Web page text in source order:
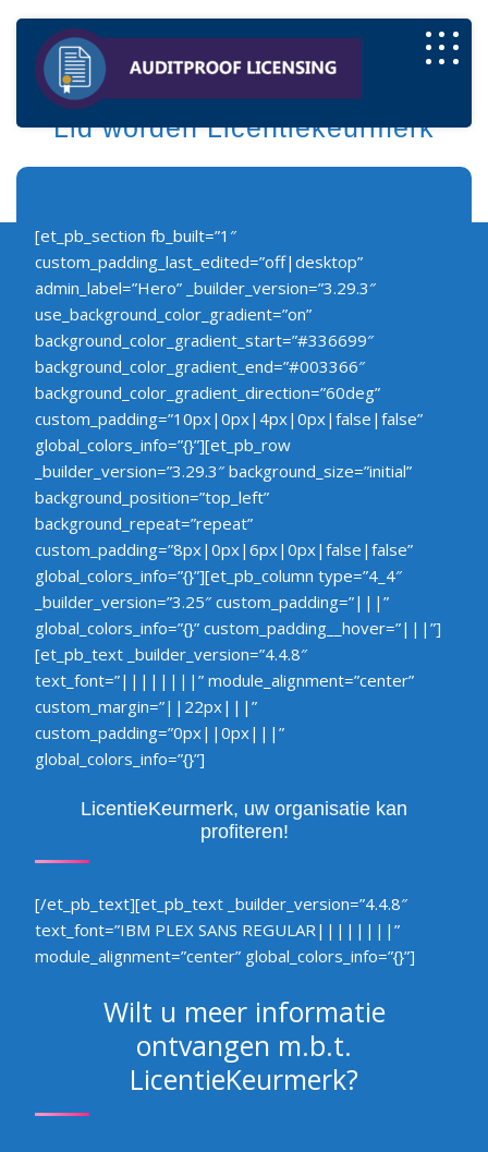
Lid worden Licentiekeurmerk
[et_pb_section fb_built=”1″
custom_padding_last_edited=”off|desktop”
admin_label=”Hero” _builder_version=”3.29.3″
use_background_color_gradient=”on”
background_color_gradient_start=”#336699″
background_color_gradient_end=”#003366″
background_color_gradient_direction=”60deg”
custom_padding=”10px|0px|4px|0px|false|false”
global_colors_info=”{}”][et_pb_row
_builder_version=”3.29.3″ background_size=”initial”
background_position=”top_left”
background_repeat=”repeat”
custom_padding=”8px|0px|6px|0px|false|false”
global_colors_info=”{}”][et_pb_column type=”4_4″
_builder_version=”3.25″ custom_padding=”|||”
global_colors_info=”{}” custom_padding__hover=”|||”]
[et_pb_text _builder_version=”4.4.8″
text_font=”||||||||” module_alignment=”center”
custom_margin=”||22px|||”
custom_padding=”0px||0px|||”
global_colors_info=”{}”]
LicentieKeurmerk, uw organisatie kan
profiteren!
[/et_pb_text][et_pb_text _builder_version=”4.4.8″
text_font=”IBM PLEX SANS REGULAR||||||||”
module_alignment=”center” global_colors_info=”{}”]
Wilt u meer informatie
ontvangen m.b.t.
LicentieKeurmerk?